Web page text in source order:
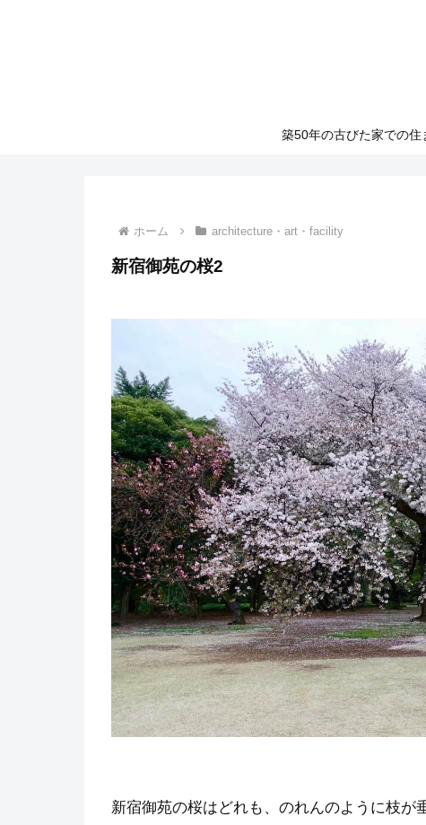
築50年の古びた家での
ホーム architecture・art・facility
新宿御苑の桜2
新宿御苑の桜はどれも、のれんのように枝が